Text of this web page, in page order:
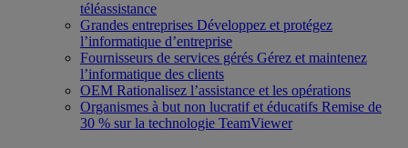
téléassistance
Grandes entreprises Développez et protégez
l’informatique d’entreprise
Fournisseurs de services gérés Gérez et maintenez
l’informatique des clients
OEM Rationalisez l’assistance et les opérations
Organismes à but non lucratif et éducatifs Remise de
30 % sur la technologie TeamViewer